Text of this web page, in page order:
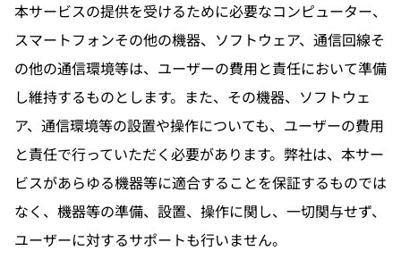
本サービスの提供を受けるために必要なコンピューター、
スマートフォンその他の機器、ソフトウェア、通信回線そ
の他の通信環境等は、ユーザーの費用と責任において準備
し維持するものとします。また、その機器、ソフトウェ
ア、通信環境等の設置や操作についても、ユーザーの費用
と責任で行っていただく必要があります。弊社は、本サー
ビスがあらゆる機器等に適合することを保証するものでは
なく、機器等の準備、設置、操作に関し、一切関与せず、
ユーザーに対するサポートも行いません。